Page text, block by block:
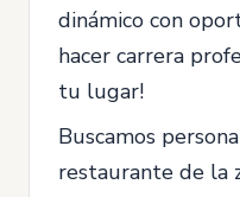
dinámico con
hacer carrera
tu lugar!
Buscamos
restaurante de la